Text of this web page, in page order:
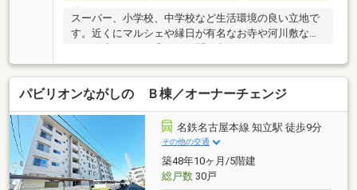
スーパー、小学校、中学校など生活環境の良い立地で
す。近くにマルシェや縁日が有名なお寺や河川敷な
パビリオンながしの Ｂ棟／オーナーチェンジ
名鉄名古屋本線 知立駅 徒歩9分
その他の交通
築48年10ヶ月/5階建
総戸数30戸